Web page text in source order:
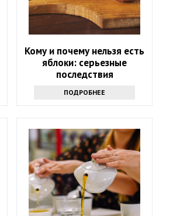
Кому и почему нельзя есть
яблоки: серьезные
последствия
ПОДРОБНЕЕ